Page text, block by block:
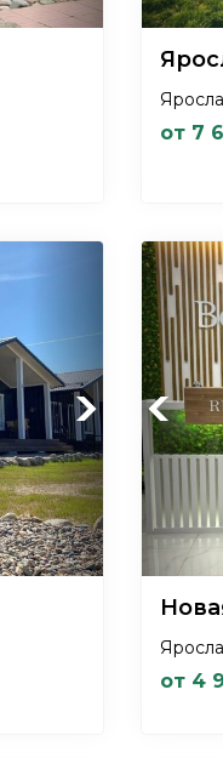
от 7
Next Previous
от 4